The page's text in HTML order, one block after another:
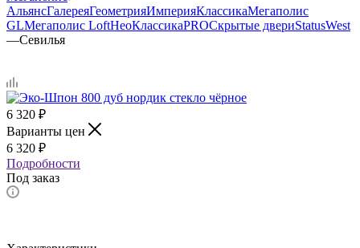
АльянсГалереяГеометрияИмперияКлассикаМегаполис
GLМегаполис LoftНеоКлассикаPROСкрытые двериStatusWest
—Севилья
6 320 ₽
Варианты цен
6 320 ₽
Подробности
Под заказ